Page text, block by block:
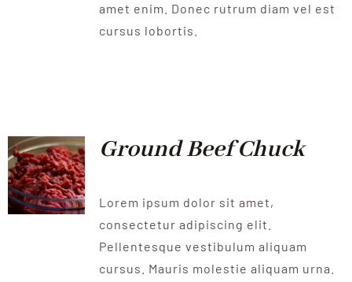
amet enim. Donec rutrum diam vel est
cursus lobortis.
Ground Beef Chuck
Lorem ipsum dolor sit amet,
consectetur adipiscing elit.
Pellentesque vestibulum aliquam
cursus. Mauris molestie aliquam urna.